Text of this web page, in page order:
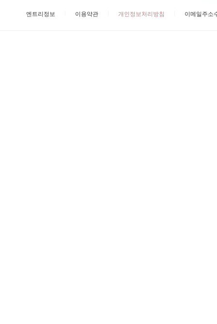
엔트리정보 이용약관 개인정보처리방침 이메일주소